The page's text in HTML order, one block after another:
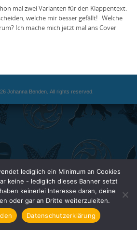
mal zwei Varianten für den Klappentext.
welche mir besser gefällt! Welche
Ich mache mich jetzt mal ans Cover
Johanna Benden. All rights reserved.
lediglich ein Minimum an Cookies
keine - lediglich dieses Banner setzt
keinerlei Interesse daran, deine
oder gar an Dritte weiterzuleiten.
Datenschutzerklärung